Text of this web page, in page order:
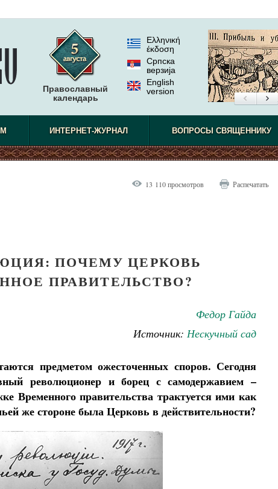
Православный
календарь
Ελληνική
έκδοση
Српска
верзиjа
English
version
ИНТЕРНЕТ-ЖУРНАЛ ВОПРОСЫ СВЯЩЕННИКУ
13 110 просмотров Распечатать
ПОЧЕМУ ЦЕРКОВЬ
ПРАВИТЕЛЬСТВО?
Федор Гайда
Источник: Нескучный сад
предметом ожесточенных споров. Сегодня
революционер и борец с самодержавием –
Временного правительства трактуется ими как
же стороне была Церковь в действительности?